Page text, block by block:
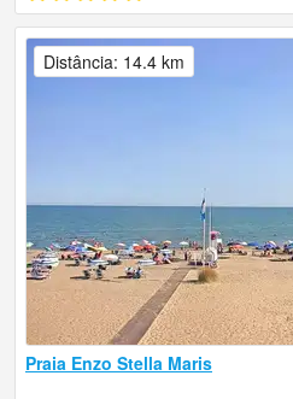
Praia Enzo Stella Maris
Distância: 14.4 km